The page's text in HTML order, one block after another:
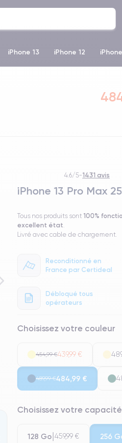
iPhone 13 iPhone 12
4.6/5-1431 avis
iPhone 13 Pro Max
Tous nos produits sont 100%
excellent état
Livré avec cable de chargement.
Reconditionné en
France par Certideal
Débloqué tous
opérateurs
Choisissez votre couleur
454,99 €439,99 €
489,99 €484,99 €
Choisissez votre capacité
128 Go 459,99 € 256